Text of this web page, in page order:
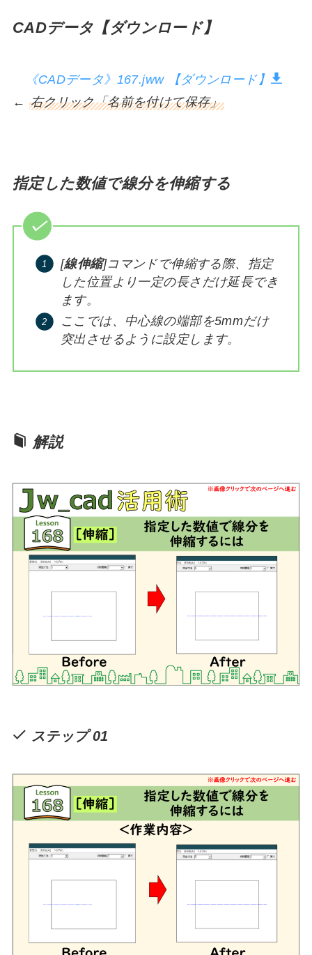
CADデータ【ダウンロード】
《CADデータ》167.jww 【ダウンロード】
← 右クリック「名前を付けて保存」
指定した数値で線分を伸縮する
[線伸縮]コマンドで伸縮する際、指定
した位置より一定の長さだけ延長でき
ます。
ここでは、中心線の端部を5mmだけ
突出させるように設定します。
解説
ステップ 01